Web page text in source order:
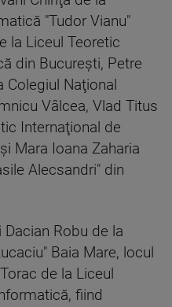
"Tudor Vianu"
la Liceul Teoretic
din Bucureşti, Petre
Colegiul Naţional
Vâlcea, Vlad Titus
Internaţional de
Mara Ioana Zaharia
Alecsandri" din
Dacian Robu de la
Baia Mare, locul
de la Liceul
fiind